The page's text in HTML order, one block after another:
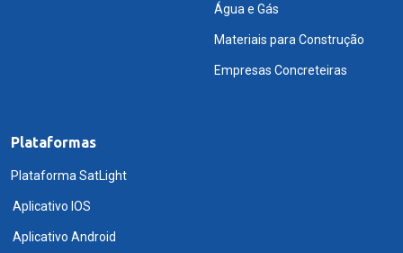
Água e Gás
Materiais para Construção
Empresas Concreteiras
Plataformas
Plataforma SatLight
Aplicativo IOS
Aplicativo Android